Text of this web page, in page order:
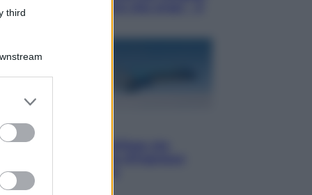
third
grant or
Hugh Jackman, altro che eroe! – Il
video in esclusiva
Viaggi
Perché Vietnam Airlines sta
italiana verso l’Asia